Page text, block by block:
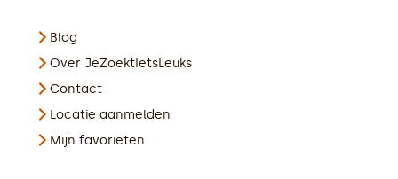
Blog
Over JeZoektIetsLeuks
Contact
Locatie aanmelden
Mijn favorieten